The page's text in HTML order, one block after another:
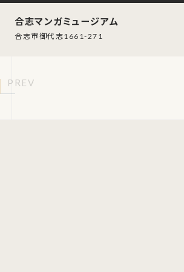
合志マンガミュージアム
合志市御代志1661-271
PREV